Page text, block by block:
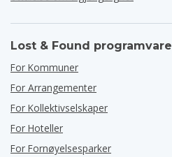
Lost & Found programvare
For Kommuner
For Arrangementer
For Kollektivselskaper
For Hoteller
For Fornøyelsesparker